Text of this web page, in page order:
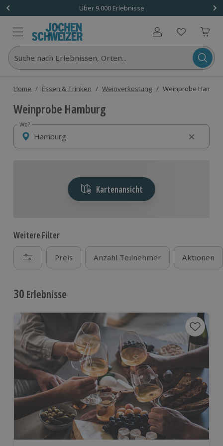
Über 9.000 Erlebnisse
Benutzerkonto
Suche nach Erlebnissen, Orten...
Home / Essen & Trinken / Weinverkostung / Weinprobe
Weinprobe Hamburg
Wo?
Wo?
Kartenansicht
Weitere Filter
Preis Anzahl Teilnehmer Aktionen
30 Erlebnisse